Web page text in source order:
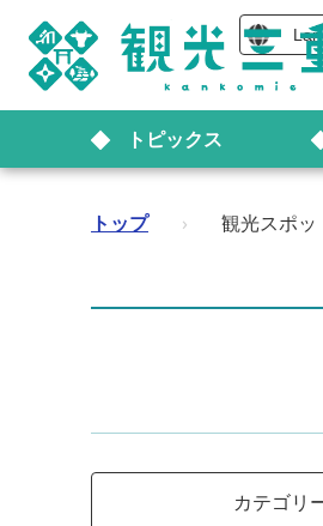
トピックス
トップ › 観光スポッ
カテゴリ